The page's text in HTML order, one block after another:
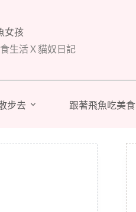
女孩
生活Ｘ貓奴日記
步去 跟著飛魚吃美食